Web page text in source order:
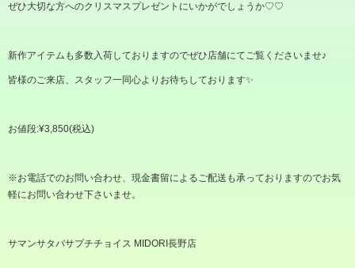
ぜひ大切な方へのクリスマスプレゼントにいかがでしょうか♡♡
新作アイテムも多数入荷しておりますのでぜひ店舗にてご覧くださいませ♪
皆様のご来店、スタッフ一同心よりお待ちしております✨
お値段:¥3,850(税込)
※お電話でのお問い合わせ、現金書留によるご配送も承っておりますのでお気
軽にお問い合わせ下さいませ。
サマンサタバサプチチョイス MIDORI 長野店